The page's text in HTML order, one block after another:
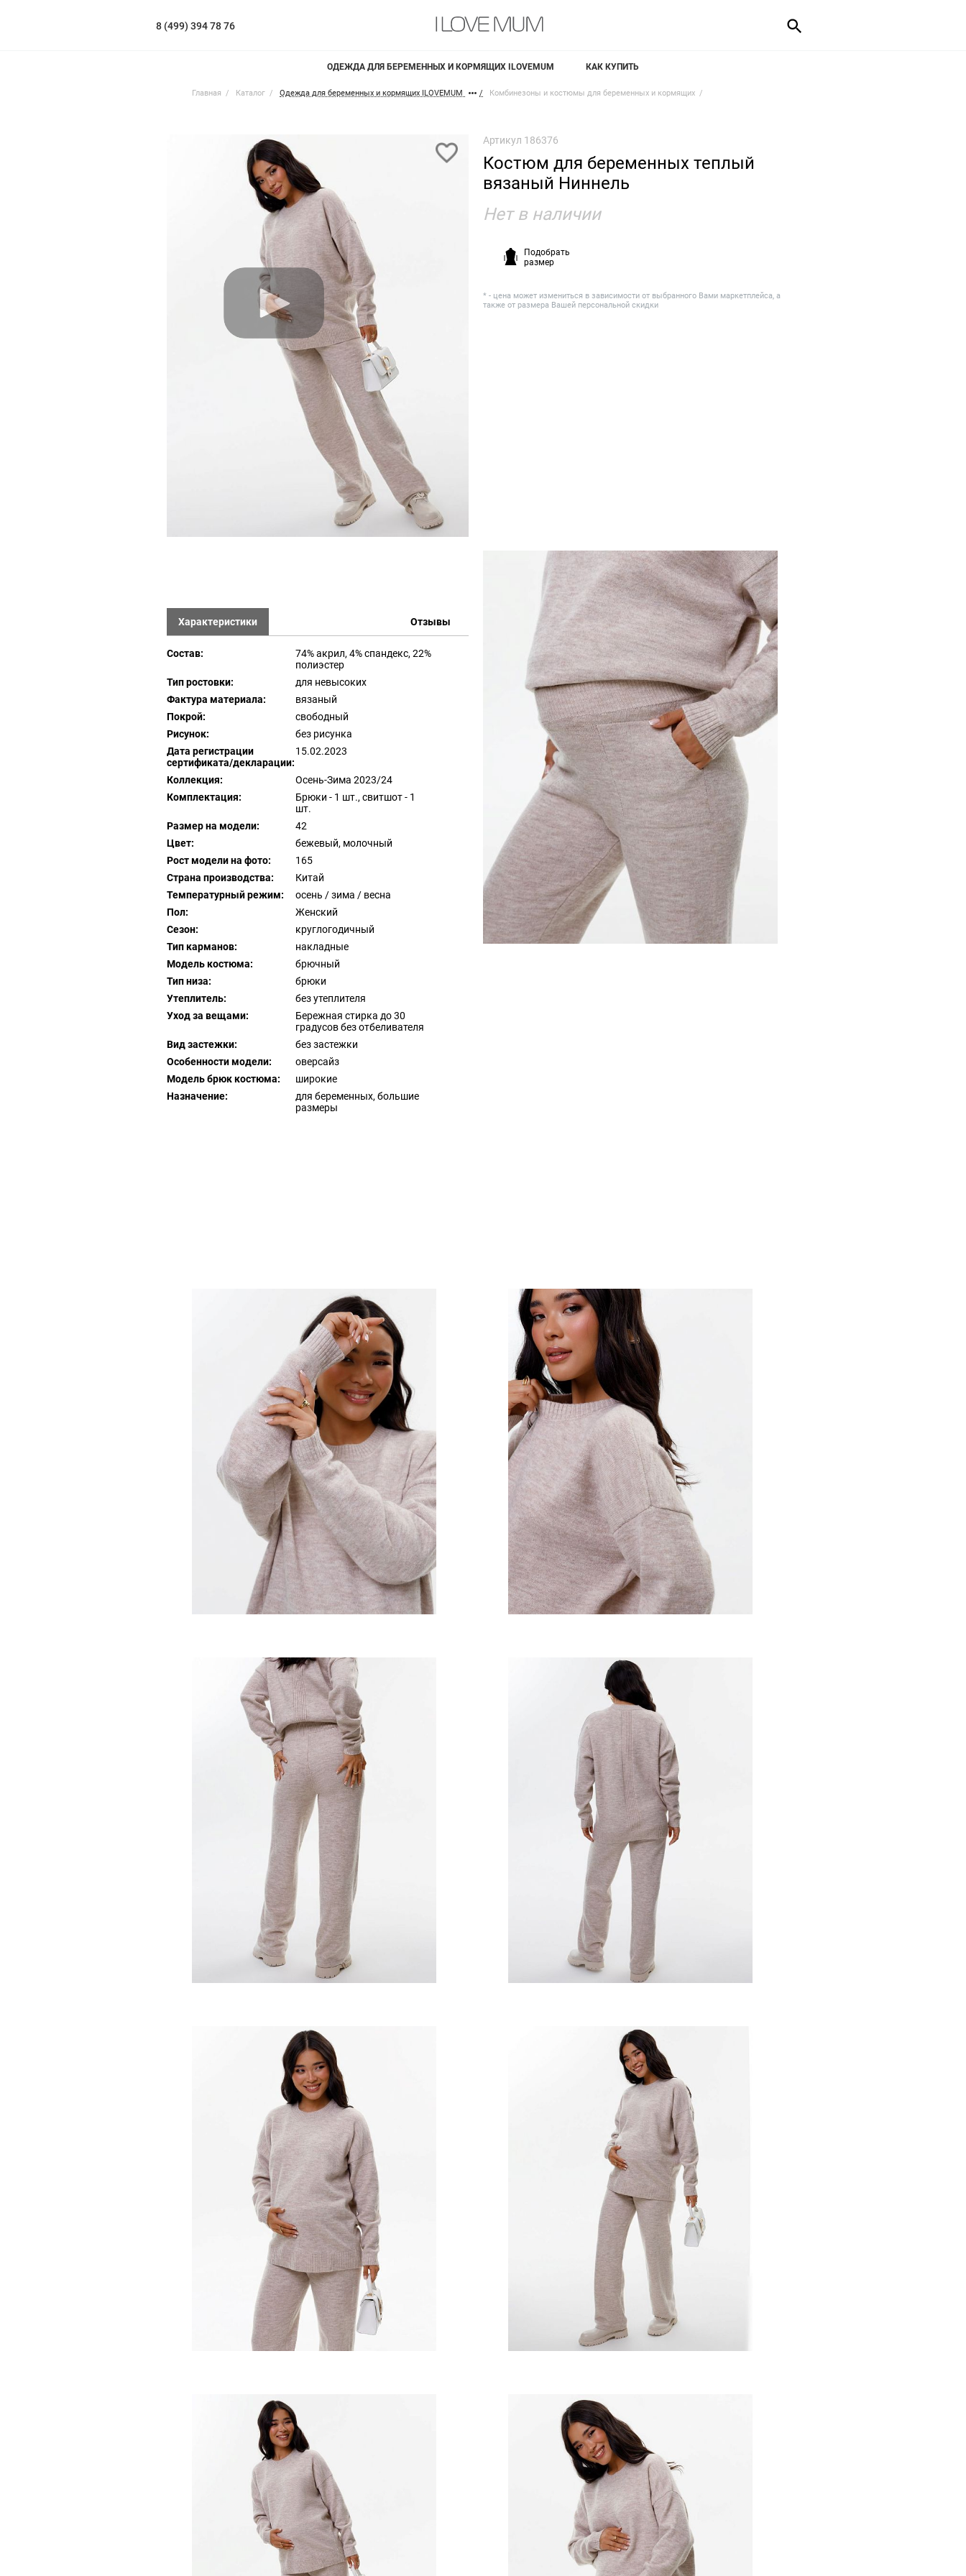
8 (499) 394 78 76
ОДЕЖДА ДЛЯ БЕРЕМЕННЫХ И КОРМЯЩИХ ILOVEMUM КАК КУПИТЬ
Главная Каталог Одежда для беременных и кормящих ILOVEMUM Комбинезоны и костюмы для беременных и кормящих
Артикул 186376
Костюм для беременных теплый
вязаный Ниннель
Нет в наличии
Подобрать
размер
* - цена может измениться в зависимости от выбранного Вами маркетплейса, а
также от размера Вашей персональной скидки
Характеристики Отзывы
Состав:
74% акрил, 4% спандекс, 22%
полиэстер
Тип ростовки:
для невысоких
Фактура материала:
вязаный
Покрой:
свободный
Рисунок:
без рисунка
Дата регистрации
сертификата/декларации:
15.02.2023
Коллекция:
Осень-Зима 2023/24
Комплектация:
Брюки - 1 шт., свитшот - 1
шт.
Размер на модели:
42
Цвет:
бежевый, молочный
Рост модели на фото:
165
Страна производства:
Китай
Температурный режим:
осень / зима / весна
Пол:
Женский
Сезон:
круглогодичный
Тип карманов:
накладные
Модель костюма:
брючный
Тип низа:
брюки
Утеплитель:
без утеплителя
Уход за вещами:
Бережная стирка до 30
градусов без отбеливателя
Вид застежки:
без застежки
Особенности модели:
оверсайз
Модель брюк костюма:
широкие
Назначение:
для беременных, большие
размеры